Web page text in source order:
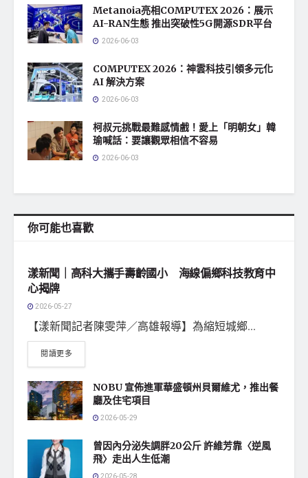
Metanoia亮相COMPUTEX 2026：展示
AI-RAN生態 推出突破性5G開源SDR平台
2026-06-03
COMPUTEX 2026：神雲科技引領多元化
AI 解決方案
2026-06-03
柯叔元挑戰最難感情戲！愛上「明朝女」韓
瑜喊話：要讓觀眾相信不容易
2026-06-03
你可能也喜歡
漾新聞｜高科大攜手壽齡國小 海線偏鄉科技教育中
心揭牌
2026-05-27
【漾新聞記者陳雯萍／高雄報導】為縮短城鄉...
閱讀更多
NOBU 宣佈進軍華盛頓州貝爾維尤，推出餐
廳及住宅項目
2026-05-29
曾因內分泌失調胖20公斤 許維芳靠〈逆風
飛〉走出人生低潮